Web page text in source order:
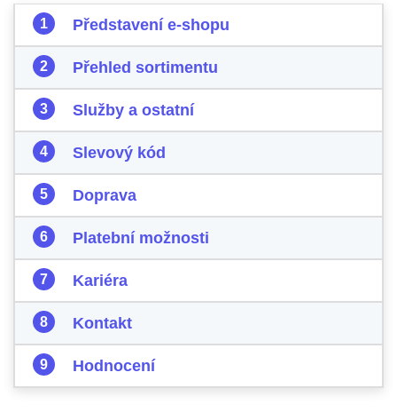
Představení e-shopu
Přehled sortimentu
Služby a ostatní
Slevový kód
Doprava
Platební možnosti
Kariéra
Kontakt
Hodnocení